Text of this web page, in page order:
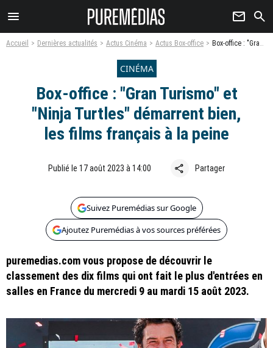
menu newsletter search
Accueil Dernières actualités Actus Cinéma Actus Box-office Box-office : "Gran Turismo" et "Ninja Turtles" démarrent bien, les films français à la peine
CINÉMA
Box-office : "Gran Turismo" et
"Ninja Turtles" démarrent bien,
les films français à la peine
Publié le 17 août 2023 à 14:00 share Partager
Suivez Puremédias sur Google
Ajoutez Puremédias à vos sources préférées
puremedias.com vous propose de découvrir le
classement des dix films qui ont fait le plus d'entrées en
salles en France du mercredi 9 au mardi 15 août 2023.